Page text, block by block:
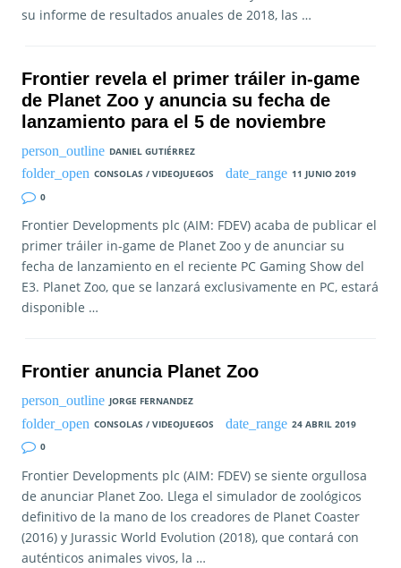
su informe de resultados anuales de 2018, las …
Frontier revela el primer tráiler in-game
de Planet Zoo y anuncia su fecha de
lanzamiento para el 5 de noviembre
DANIEL GUTIÉRREZ
CONSOLAS / VIDEOJUEGOS
11 JUNIO 2019
0
Frontier Developments plc (AIM: FDEV) acaba de publicar el
primer tráiler in-game de Planet Zoo y de anunciar su
fecha de lanzamiento en el reciente PC Gaming Show del
E3. Planet Zoo, que se lanzará exclusivamente en PC, estará
disponible …
Frontier anuncia Planet Zoo
JORGE FERNANDEZ
CONSOLAS / VIDEOJUEGOS
24 ABRIL 2019
0
Frontier Developments plc (AIM: FDEV) se siente orgullosa
de anunciar Planet Zoo. Llega el simulador de zoológicos
definitivo de la mano de los creadores de Planet Coaster
(2016) y Jurassic World Evolution (2018), que contará con
auténticos animales vivos, la …